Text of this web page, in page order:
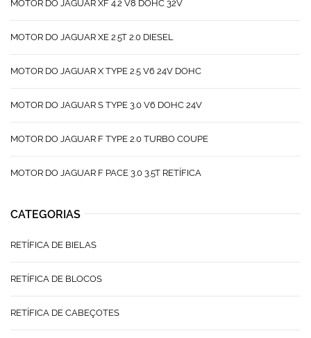
MOTOR DO JAGUAR XF 4.2 V8 DOHC 32V
MOTOR DO JAGUAR XE 2.5T 2.0 DIESEL
MOTOR DO JAGUAR X TYPE 2.5 V6 24V DOHC
MOTOR DO JAGUAR S TYPE 3.0 V6 DOHC 24V
MOTOR DO JAGUAR F TYPE 2.0 TURBO COUPE
MOTOR DO JAGUAR F PACE 3.0 3.5T RETÍFICA
CATEGORIAS
RETÍFICA DE BIELAS
RETÍFICA DE BLOCOS
RETÍFICA DE CABEÇOTES